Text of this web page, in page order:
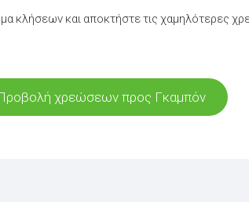
κλήσεων και αποκτήστε τις χαμηλότερες
χρεώσεων προς Γκαμπόν